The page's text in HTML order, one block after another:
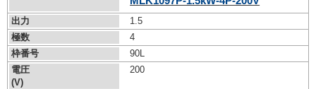
出力
1.5
極数
4
枠番号
90L
電圧
(V)
200